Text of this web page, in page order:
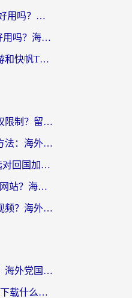
云极和Unblock Youku好用吗？海外党亲测+2026回国加速器避坑指南
ChickCN和海外回国好用吗？海外党2026亲测：从手游到影音，选对加速器的3个关键
海外党必看：雷神手游和快帆TV版好用吗？3步选对回国加速器不踩坑
酷狗在海外用怎么版权限制？留学生亲测：3步解决听国内音乐难题
国外用微信加速器的方法：海外党无缝连接国内生活的实用指南
国外看芒果tv总卡？选对回国加速器，轻松追《浪姐》不费劲
在国外怎么看nba直播网站？海外党专属体育观赛指南，告别地区限制！
国外怎么看手机腾讯视频？海外党亲测有效的追剧加速器选择指南
德国怎么玩最强祖师？海外党国服游戏加速器选择全攻略（附宝可梦Online实测）
在国外玩QQ飞车需要下载什么加速器呢？海外党亲测有效的国服游戏加速指南